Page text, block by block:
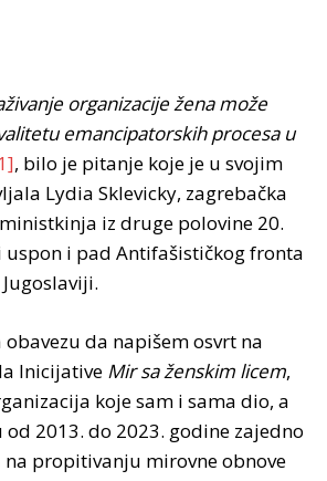
organizacije žena može
emancipatorskih procesa u
, bilo je pitanje koje je u svojim
Lydia Sklevicky, zagrebačka
iz druge polovine 20.
i pad Antifašističkog fronta
da napišem osvrt na
Inicijative Mir sa ženskim licem,
koje sam i sama dio, a
2013. do 2023. godine zajedno
propitivanju mirovne obnove